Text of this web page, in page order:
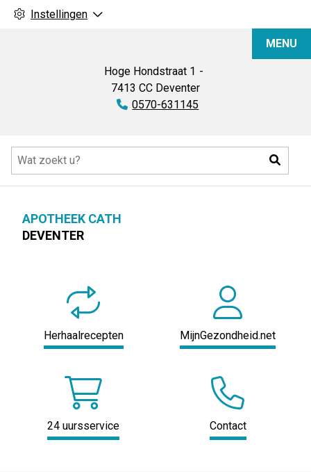
Instellingen
Hoge Hondstraat 1
7413 CC Deventer
Tel:
0570-631145
MENU
APOTHEEK CATH
DEVENTER
Herhaalrecepten MijnGezondheid.net
24 uursservice Contact